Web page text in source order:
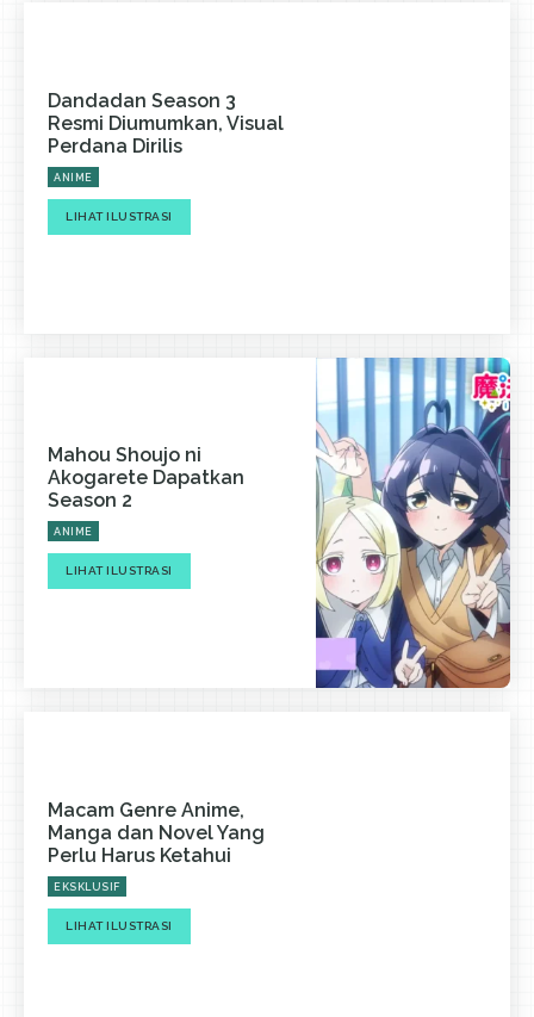
Dandadan Season 3
Resmi Diumumkan, Visual
Perdana Dirilis
ANIME
LIHAT ILUSTRASI
Mahou Shoujo ni
Akogarete Dapatkan
Season 2
ANIME
LIHAT ILUSTRASI
Macam Genre Anime,
Manga dan Novel Yang
Perlu Harus Ketahui
EKSKLUSIF
LIHAT ILUSTRASI